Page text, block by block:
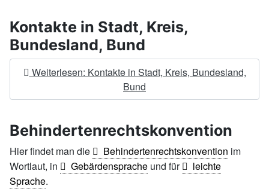
Kontakte in Stadt, Kreis,
Bundesland, Bund
Weiterlesen: Kontakte in Stadt, Kreis, Bundesland,
Bund
Behindertenrechtskonvention
Hier findet man die Behindertenrechtskonvention im
Wortlaut, in
Gebärdensprache und für
leichte
Sprache.